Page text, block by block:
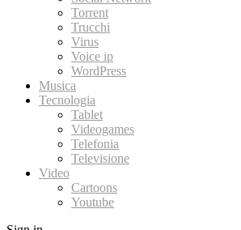
Torrent
Trucchi
Virus
Voice ip
WordPress
Musica
Tecnologia
Tablet
Videogames
Telefonia
Televisione
Video
Cartoons
Youtube